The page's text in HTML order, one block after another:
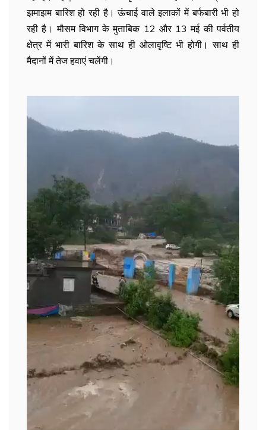
झमाझम बारिश हो रही है। ऊंचाई वाले इलाकों में बर्फबारी भी हो
रही है। मौसम विभाग के मुताबिक 12 और 13 मई की पर्वतीय
क्षेत्र में भारी बारिश के साथ ही ओलावृष्टि भी होगी। साथ ही
मैदानों में तेज हवाएं चलेंगी।